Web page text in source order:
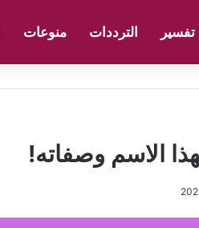
تفسير الترددات منوعات
الاسم وصفاته!